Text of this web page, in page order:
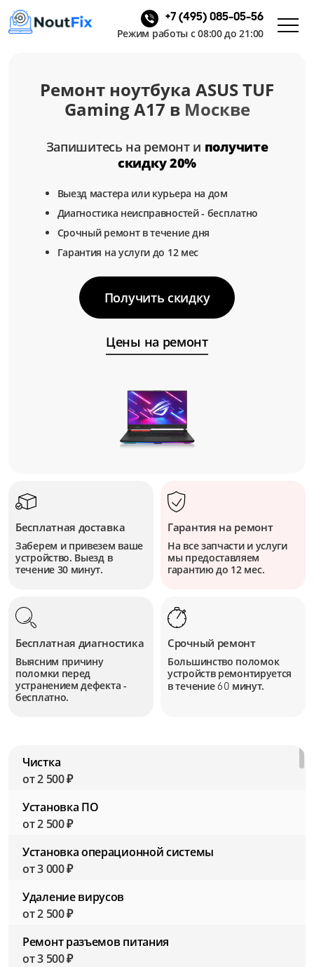
+7 (495) 085-05-56
Режим работы с 08:00 до 21:00
Ремонт ноутбука ASUS TUF
Gaming A17 в Москве
Запишитесь на ремонт и получите
скидку 20%
Выезд мастера или курьера на дом
Диагностика неисправностей - бесплатно
Срочный ремонт в течение дня
Гарантия на услуги до 12 мес
Получить скидку
Цены на ремонт
Бесплатная доставка
Заберем и привезем ваше
устройство. Выезд в
течение 30 минут.
Гарантия на ремонт
На все запчасти и услуги
мы предоставляем
гарантию до 12 мес.
Бесплатная диагностика
Выясним причину
поломки перед
устранением дефекта -
бесплатно.
Срочный ремонт
Большинство поломок
устройств ремонтируется
в течение60 минут.
Чистка
от 2 500 ₽
Установка ПО
от 2 500 ₽
Установка операционной системы
от 3 000 ₽
Удаление вирусов
от 2 500 ₽
Ремонт разъемов питания
от 3 500 ₽